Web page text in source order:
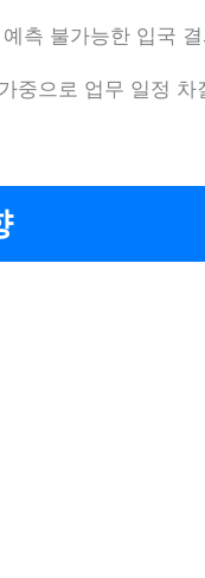
측 불가능한 입국
중으로 업무 일정 차